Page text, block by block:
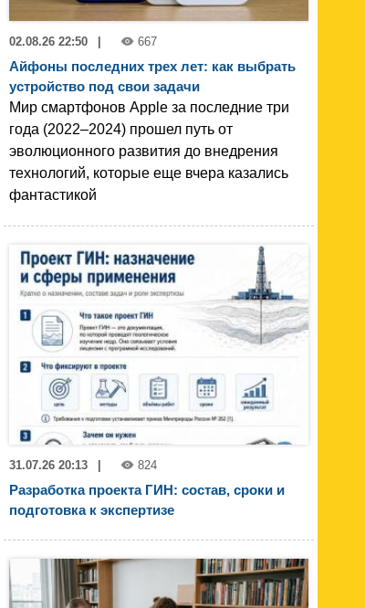
02.08.26 22:50 667
Айфоны последних трех лет: как выбрать
устройство под свои задачи
Мир смартфонов Apple за последние три
года (2022–2024) прошел путь от
эволюционного развития до внедрения
технологий, которые еще вчера казались
фантастикой
31.07.26 20:13 824
Разработка проекта ГИН: состав, сроки и
подготовка к экспертизе